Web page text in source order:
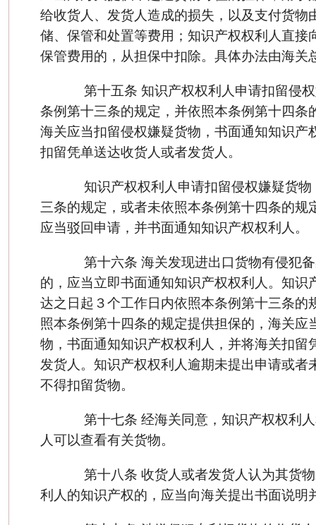
给收货人、发货人造成的损失，以及支付货物
储、保管和处置等费用；知识产权权利人直接
保管费用的，从担保中扣除。具体办法由海关
第十五条 知识产权权利人申请扣留侵权
条例第十三条的规定，并依照本条例第十四条
海关应当扣留侵权嫌疑货物，书面通知知识产
扣留凭单送达收货人或者发货人。
知识产权权利人申请扣留侵权嫌疑货物
三条的规定，或者未依照本条例第十四条的规
应当驳回申请，并书面通知知识产权权利人。
第十六条 海关发现进出口货物有侵犯备
的，应当立即书面通知知识产权权利人。知识
达之日起３个工作日内依照本条例第十三条的
照本条例第十四条的规定提供担保的，海关应
物，书面通知知识产权权利人，并将海关扣留
发货人。知识产权权利人逾期未提出申请或者
不得扣留货物。
第十七条 经海关同意，知识产权权利人
人可以查看有关货物。
第十八条 收货人或者发货人认为其货物
利人的知识产权的，应当向海关提出书面说明